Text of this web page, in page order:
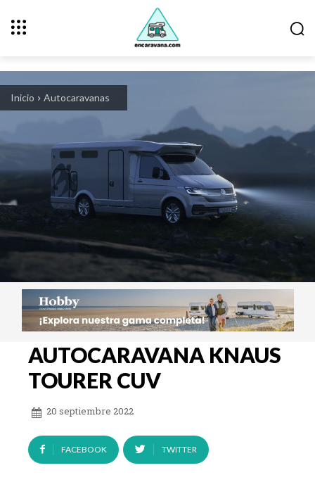
Inicio Autocaravanas
AUTOCARAVANA KNAUS
TOURER CUV
20 septiembre 2022
FACEBOOK TWITTER